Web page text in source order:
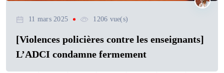
11 mars 2025 1206 vue(s)
[Violences policières contre les enseignants]
L’ADCI condamne fermement